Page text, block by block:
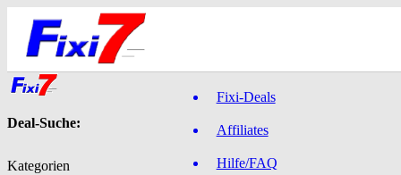
Fixi-Deals
Affiliates
Hilfe/FAQ
Deal-Suche:
Kategorien